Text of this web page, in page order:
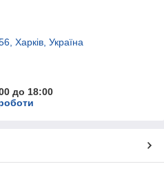
Харків, Україна
до 18:00